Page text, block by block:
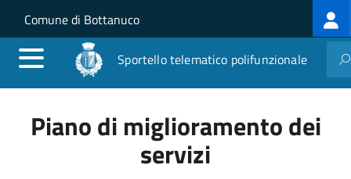
Salta al contenuto principale
Skip to site navigation
Comune di Bottanuco
Sportello telematico polifunzionale
Piano di miglioramento dei
servizi